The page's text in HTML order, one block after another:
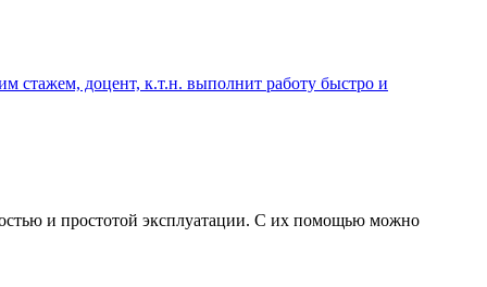
стажем, доцент, к.т.н. выполнит работу быстро и
и простотой эксплуатации. С их помощью можно